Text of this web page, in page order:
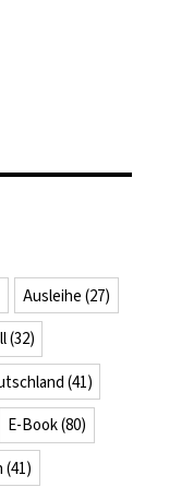
Ausleihe (27)
(32)
(41)
E-Book(80)
(41)